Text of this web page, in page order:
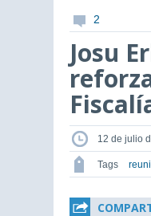
2
Josu
12 de julio
Tags